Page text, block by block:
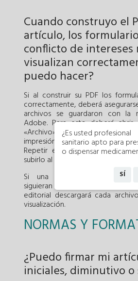
Cuando construyo el
artículo, los
conflicto de intereses
visualizan
puedo hacer?
Si al construir su PDF los
correctamente, deberá
archivos se guardaron con la
Adobe. Para esto deberá
«Archivo», seleccionar
impresión seleccionar como
Repetir el proceso con cada
subirlo al sistema.
Si una vez realizadas estas
siguieran sin visualizarse
editorial descargará cada
visualización.
NORMAS Y
¿Puedo firmar mi
iniciales, diminutivo
¿Es usted profesional
sanitario apto para
o dispensar
SÍ